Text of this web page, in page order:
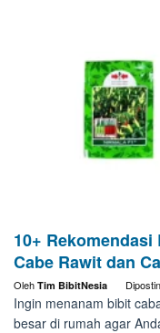
10+
Cabe Rawit dan
Oleh Tim BibitNesia
Ingin menanam bibit
besar di rumah agar